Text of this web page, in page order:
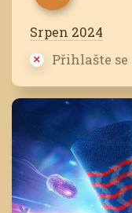
Srpen 2024
Přihlašte se